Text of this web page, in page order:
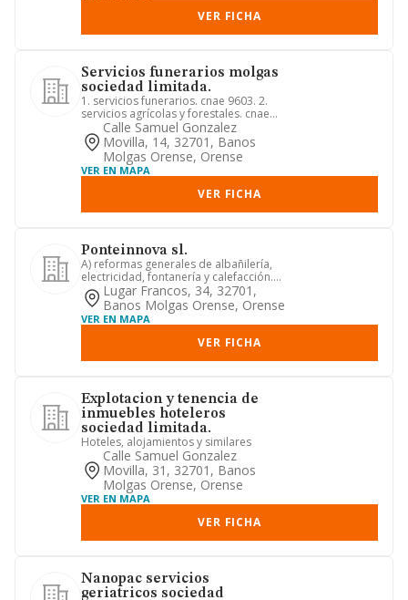
VER FICHA
Servicios funerarios molgas
sociedad limitada.
1. servicios funerarios. cnae 9603. 2.
servicios agrícolas y forestales. cnae
0240Calle Samuel Gonzalez
Movilla, 14, 32701, Banos
Molgas Orense, Orense
VER EN MAPA
VER FICHA
Ponteinnova sl.
A) reformas generales de albañilería,
electricidad, fontanería y calefacción.
b) instalaciones, rep...
Lugar Francos, 34, 32701,
Banos Molgas Orense, Orense
VER EN MAPA
VER FICHA
Explotacion y tenencia de
inmuebles hoteleros
sociedad limitada.
Hoteles, alojamientos y similares
Calle Samuel Gonzalez
Movilla, 31, 32701, Banos
Molgas Orense, Orense
VER EN MAPA
VER FICHA
Nanopac servicios
geriatricos sociedad